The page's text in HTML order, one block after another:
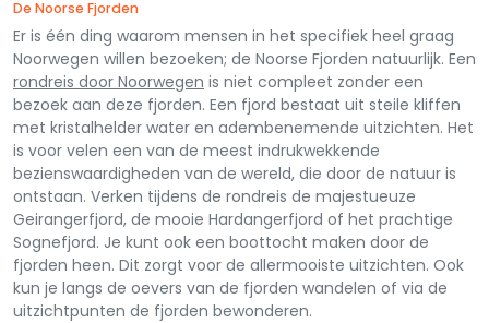
De Noorse Fjorden
Er is één ding waarom mensen in het specifiek heel graag
Noorwegen willen bezoeken; de Noorse Fjorden natuurlijk. Een
rondreis door Noorwegen is niet compleet zonder een
bezoek aan deze fjorden. Een fjord bestaat uit steile kliffen
met kristalhelder water en adembenemende uitzichten. Het
is voor velen een van de meest indrukwekkende
bezienswaardigheden van de wereld, die door de natuur is
ontstaan. Verken tijdens de rondreis de majestueuze
Geirangerfjord, de mooie Hardangerfjord of het prachtige
Sognefjord. Je kunt ook een boottocht maken door de
fjorden heen. Dit zorgt voor de allermooiste uitzichten. Ook
kun je langs de oevers van de fjorden wandelen of via de
uitzichtpunten de fjorden bewonderen.